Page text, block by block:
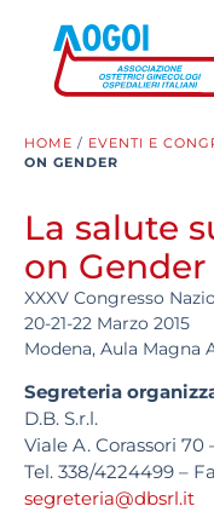
HOME / EVENTI E
ON GENDER
La salute
on Gender
XXXV Congresso
20-21-22 Marzo 2015
Modena, Aula Magna
Segreteria
D.B. S.r.l.
Viale A. Corassori 70
Tel. 338/4224499 –
segreteria@dbsrl.it